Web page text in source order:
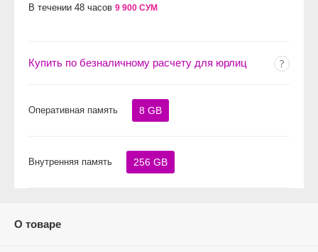
В течении 48 часов 9 900 СУМ
Купить по безналичному расчету для юрлиц
Оперативная память 8 GB
Внутренняя память 256 GB
О товаре